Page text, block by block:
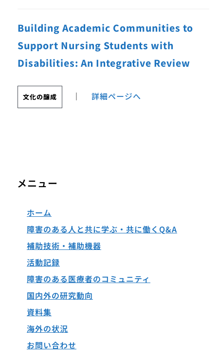
Building Academic Communities to
Support Nursing Students with
Disabilities: An Integrative Review
文化の醸成 ｜ 詳細ページへ
メニュー
ホーム
障害のある人と共に学ぶ・共に働くQ&A
補助技術・補助機器
活動記録
障害のある医療者のコミュニティ
国内外の研究動向
資料集
海外の状況
お問い合わせ